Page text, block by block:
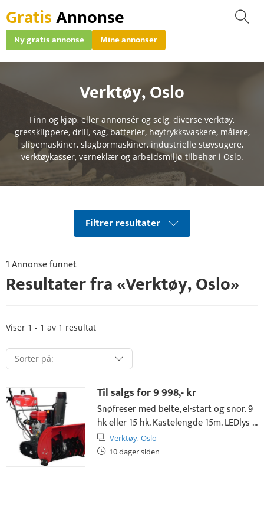
GratisAnnonse
Ny gratis annonse Mine annonser
Verktøy,Oslo
Finn og kjøp, eller annonsér og selg, diverse verktøy,
gressklippere, drill, sag, batterier, høytrykksvaskere, målere,
slipemaskiner, slagbormaskiner, industrielle støvsugere,
verktøykasser, verneklær og arbeidsmiljø-tilbehør i Oslo.
Filtrer resultater
1 Annonse funnet
Resultater fra «Verktøy,Oslo»
Viser 1 - 1 av 1 resultat
Til salgs for9 998,- kr
Snøfreser med belte, el-start og snor. 9
hk eller 15 hk. Kastelengde 15m. LEDlys ...
Verktøy,Oslo
10 dager siden